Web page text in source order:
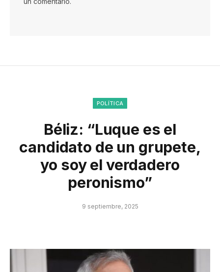
POLÍTICA
Béliz: “Luque es el
candidato de un grupete,
yo soy el verdadero
peronismo”
9 septiembre, 2025